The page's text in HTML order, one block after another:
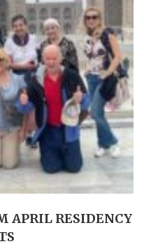
APRIL RESIDENCY